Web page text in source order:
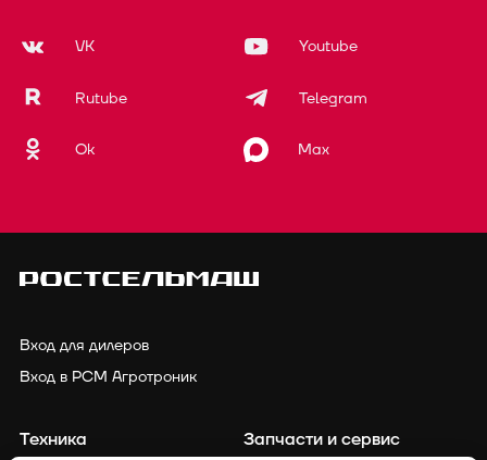
VK Youtube
Rutube Telegram
Ok Max
Вход для дилеров
Вход в РСМ Агротроник
Техника
Запчасти и сервис